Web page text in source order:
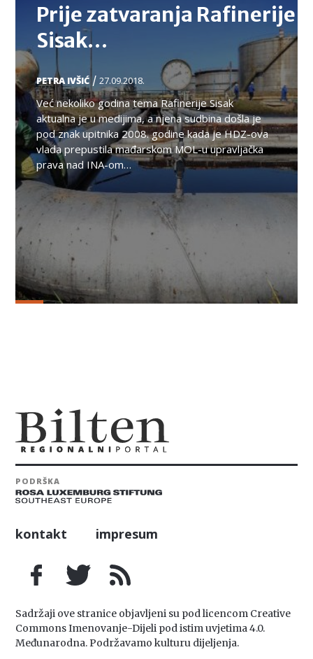
Prije zatvaranja Rafinerije
Sisak…
PETRA IVŠIĆ /27.09.2018.
Već nekoliko godina tema Rafinerije Sisak
aktualna je u medijima, a njena sudbina došla je
pod znak upitnika 2008. godine kada je HDZ-ova
vlada prepustila mađarskom MOL-u upravljačka
prava nad INA-om…
PODRŠKA
kontakt impresum
Sadržaji ove stranice objavljeni su pod licencom Creative
Commons Imenovanje-Dijeli pod istim uvjetima 4.0.
Međunarodna. Podržavamo kulturu dijeljenja.